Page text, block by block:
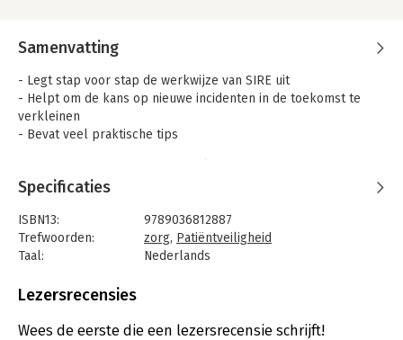
Samenvatting
- Legt stap voor stap de werkwijze van SIRE uit
- Helpt om de kans op nieuwe incidenten in de toekomst te
verkleinen
- Bevat veel praktische tips
Reconstructie en Evaluatie (SIRE) de ervaringen verwerkt die
zij hebben opgedaan bij het uitvoeren van, en onderwijs geven
in, SIRE. Daarnaast is de scoop verbreed met voorbeelden uit
de huisartsenpraktijk, GGZ en care sector.
Specificaties
ISBN13:
9789036812887
Trefwoorden:
zorg, Patiëntveiligheid
Taal:
Nederlands
Aantal pagina's:
Druk:
3
Lezersrecensies
Wees de eerste die een lezersrecensie schrijft!